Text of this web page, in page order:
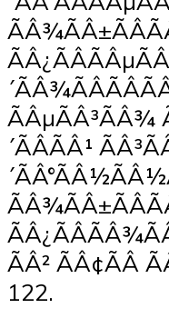
ÃÂ¿ÃÂÃÂµÃÂ
ÃÂµÃÂ³ÃÂ¾
´ÃÂÃÂ¹
ÃÂ² ÃÂ¢ÃÂ
122.